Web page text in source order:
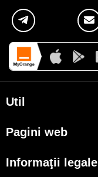
Util
Cod de etică
Pagini web
Informaţii legale